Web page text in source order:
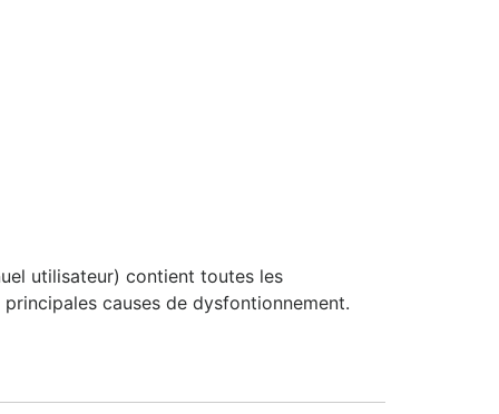
utilisateur) contient toutes les
causes de dysfontionnement.